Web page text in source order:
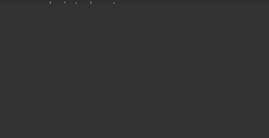
openssl_​private_​decrypt